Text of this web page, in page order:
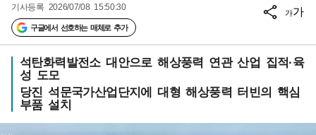
기사등록 2026/07/08 15:50:30
구글에서 선호하는 매체로 추가
가가
석탄화력발전소 대안으로 해상풍력 연관 산업 집적·육
성 도모
당진 석문국가산업단지에 대형 해상풍력 터빈의 핵심
부품 설치